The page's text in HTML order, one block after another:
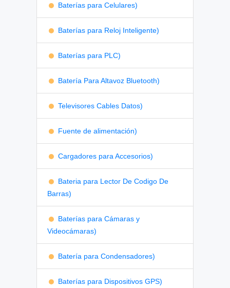
Baterías para Celulares)
Baterías para Reloj Inteligente)
Baterías para PLC)
Batería Para Altavoz Bluetooth)
Televisores Cables Datos)
Fuente de alimentación)
Cargadores para Accesorios)
Bateria para Lector De Codigo De
Barras)
Baterías para Cámaras y
Videocámaras)
Batería para Condensadores)
Baterías para Dispositivos GPS)